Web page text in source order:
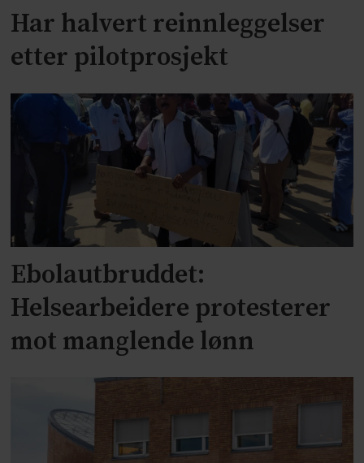
Har halvert reinnleggelser
etter pilotprosjekt
Ebolautbruddet:
Helsearbeidere protesterer
mot manglende lønn